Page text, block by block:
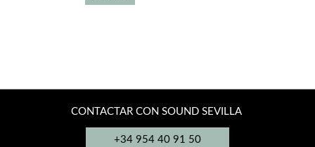
múltiples
pueden
elegir
la
en
CONTACTAR CON SOUND SEVILLA
+34 954 40 91 50